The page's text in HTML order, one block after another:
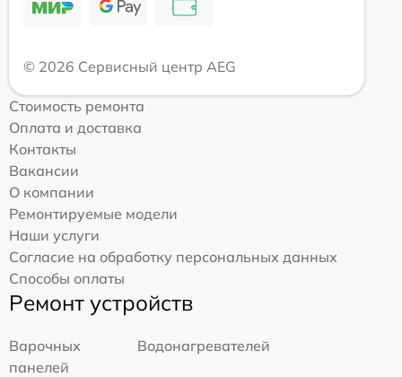
© 2026 Сервисный центр AEG
Стоимость ремонта
Оплата и доставка
Контакты
Вакансии
О компании
Ремонтируемые модели
Наши услуги
Согласие на обработку персональных данных
Способы оплаты
Ремонт устройств
Варочных
панелей
Водонагревателей